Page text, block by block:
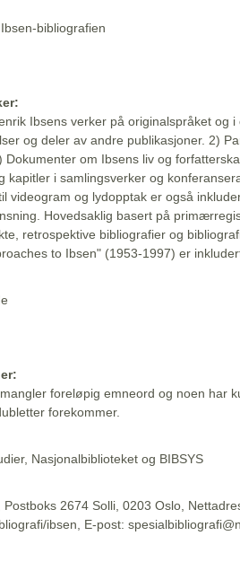
bibliografien
Ibsens verker på originalspråket og
og deler av andre publikasjoner. 2)
Dokumenter om Ibsens liv og
kapitler i samlingsverker og
videogram og lydopptak er også
Hovedsaklig basert på
retrospektive bibliografier og
to Ibsen" (1953-1997) er
foreløpig emneord og noen har
forekommer.
Nasjonalbiblioteket og BIBSYS
Postboks 2674 Solli, 0203 Oslo,
ibsen, E-post: